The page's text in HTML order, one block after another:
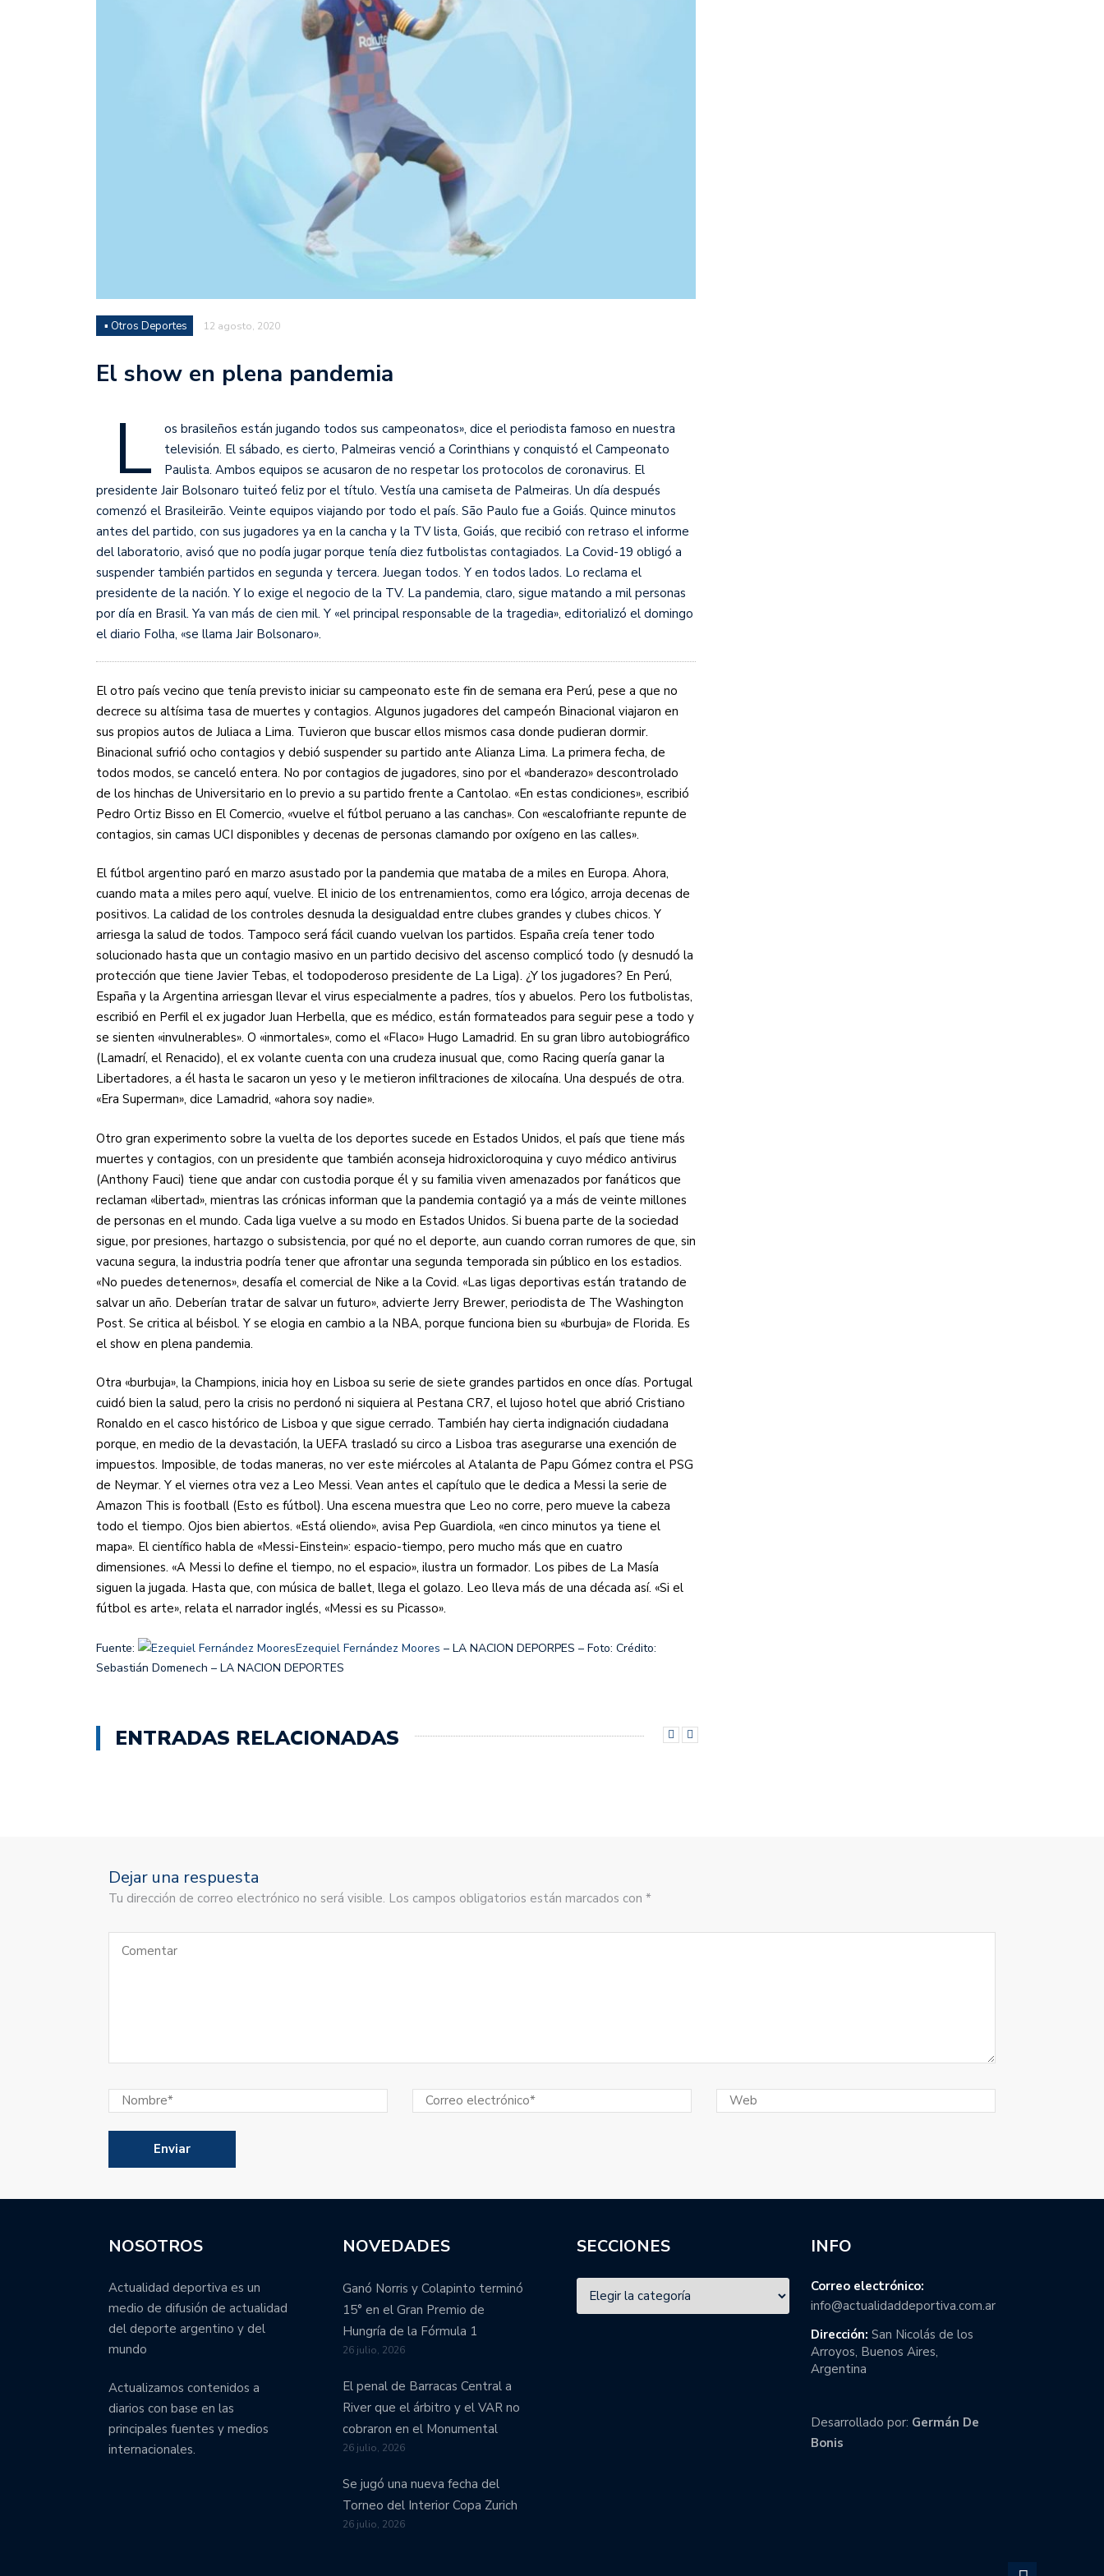
en la historia grande del club”
Nicolás Otamendi regresa al fútbol argentino después de 16 años: del orgullo
de Vélez a la pasión por River
Boca ganó con lo justo ante O’Higgins gracias a la jerarquía de Paredes: una
diferencia y un juego que no dan paz para ir a Rancagua
El Nacional de Clubes A llega a Córdoba con el histórico regreso de Diego
Lista de la selección femenina de Argentina para la Copa Mundial de Hockey FIH
Lista de la selección masculina de Argentina para la Copa Mundial de Hockey
Sudamericana
▪ Otros Deportes 12 agosto, 2020
El show en plena pandemia
L
os brasileños están jugando todos sus campeonatos», dice el periodista famoso en nuestra
televisión. El sábado, es cierto, Palmeiras venció a Corinthians y conquistó el Campeonato
Paulista. Ambos equipos se acusaron de no respetar los protocolos de coronavirus. El
presidente Jair Bolsonaro tuiteó feliz por el título. Vestía una camiseta de Palmeiras. Un día después
comenzó el Brasileirão. Veinte equipos viajando por todo el país. São Paulo fue a Goiás. Quince minutos
antes del partido, con sus jugadores ya en la cancha y la TV lista, Goiás, que recibió con retraso el informe
del laboratorio, avisó que no podía jugar porque tenía diez futbolistas contagiados. La Covid-19 obligó a
suspender también partidos en segunda y tercera. Juegan todos. Y en todos lados. Lo reclama el
presidente de la nación. Y lo exige el negocio de la TV. La pandemia, claro, sigue matando a mil personas
por día en Brasil. Ya van más de cien mil. Y «el principal responsable de la tragedia», editorializó el domingo
el diario Folha, «se llama Jair Bolsonaro».
El otro país vecino que tenía previsto iniciar su campeonato este fin de semana era Perú, pese a que no
decrece su altísima tasa de muertes y contagios. Algunos jugadores del campeón Binacional viajaron en
sus propios autos de Juliaca a Lima. Tuvieron que buscar ellos mismos casa donde pudieran dormir.
Binacional sufrió ocho contagios y debió suspender su partido ante Alianza Lima. La primera fecha, de
todos modos, se canceló entera. No por contagios de jugadores, sino por el «banderazo» descontrolado
de los hinchas de Universitario en lo previo a su partido frente a Cantolao. «En estas condiciones», escribió
Pedro Ortiz Bisso en El Comercio, «vuelve el fútbol peruano a las canchas». Con «escalofriante repunte de
contagios, sin camas UCI disponibles y decenas de personas clamando por oxígeno en las calles».
El fútbol argentino paró en marzo asustado por la pandemia que mataba de a miles en Europa. Ahora,
cuando mata a miles pero aquí, vuelve. El inicio de los entrenamientos, como era lógico, arroja decenas de
positivos. La calidad de los controles desnuda la desigualdad entre clubes grandes y clubes chicos. Y
arriesga la salud de todos. Tampoco será fácil cuando vuelvan los partidos. España creía tener todo
solucionado hasta que un contagio masivo en un partido decisivo del ascenso complicó todo (y desnudó la
protección que tiene Javier Tebas, el todopoderoso presidente de La Liga). ¿Y los jugadores? En Perú,
España y la Argentina arriesgan llevar el virus especialmente a padres, tíos y abuelos. Pero los futbolistas,
escribió en Perfil el ex jugador Juan Herbella, que es médico, están formateados para seguir pese a todo y
se sienten «invulnerables». O «inmortales», como el «Flaco» Hugo Lamadrid. En su gran libro autobiográfico
(Lamadrí, el Renacido), el ex volante cuenta con una crudeza inusual que, como Racing quería ganar la
Libertadores, a él hasta le sacaron un yeso y le metieron infiltraciones de xilocaína. Una después de otra.
«Era Superman», dice Lamadrid, «ahora soy nadie».
Otro gran experimento sobre la vuelta de los deportes sucede en Estados Unidos, el país que tiene más
muertes y contagios, con un presidente que también aconseja hidroxicloroquina y cuyo médico antivirus
(Anthony Fauci) tiene que andar con custodia porque él y su familia viven amenazados por fanáticos que
reclaman «libertad», mientras las crónicas informan que la pandemia contagió ya a más de veinte millones
de personas en el mundo. Cada liga vuelve a su modo en Estados Unidos. Si buena parte de la sociedad
sigue, por presiones, hartazgo o subsistencia, por qué no el deporte, aun cuando corran rumores de que, sin
vacuna segura, la industria podría tener que afrontar una segunda temporada sin público en los estadios.
«No puedes detenernos», desafía el comercial de Nike a la Covid. «Las ligas deportivas están tratando de
salvar un año. Deberían tratar de salvar un futuro», advierte Jerry Brewer, periodista de The Washington
Post. Se critica al béisbol. Y se elogia en cambio a la NBA, porque funciona bien su «burbuja» de Florida. Es
el show en plena pandemia.
Otra «burbuja», la Champions, inicia hoy en Lisboa su serie de siete grandes partidos en once días. Portugal
cuidó bien la salud, pero la crisis no perdonó ni siquiera al Pestana CR7, el lujoso hotel que abrió Cristiano
Ronaldo en el casco histórico de Lisboa y que sigue cerrado. También hay cierta indignación ciudadana
porque, en medio de la devastación, la UEFA trasladó su circo a Lisboa tras asegurarse una exención de
impuestos. Imposible, de todas maneras, no ver este miércoles al Atalanta de Papu Gómez contra el PSG
de Neymar. Y el viernes otra vez a Leo Messi. Vean antes el capítulo que le dedica a Messi la serie de
Amazon This is football (Esto es fútbol). Una escena muestra que Leo no corre, pero mueve la cabeza
todo el tiempo. Ojos bien abiertos. «Está oliendo», avisa Pep Guardiola, «en cinco minutos ya tiene el
mapa». El científico habla de «Messi-Einstein»: espacio-tiempo, pero mucho más que en cuatro
dimensiones. «A Messi lo define el tiempo, no el espacio», ilustra un formador. Los pibes de La Masía
siguen la jugada. Hasta que, con música de ballet, llega el golazo. Leo lleva más de una década así. «Si el
fútbol es arte», relata el narrador inglés, «Messi es su Picasso».
Fuente: Ezequiel Fernández Moores – LA NACION DEPORPES – Foto: Crédito:
Sebastián Domenech – LA NACION DEPORTES
ENTRADAS RELACIONADAS
Dejar una respuesta
Tu dirección de correo electrónico no será visible. Los campos obligatorios están marcados con *
NOSOTROS
Actualidad deportiva es un
medio de difusión de actualidad
del deporte argentino y del
mundo
Actualizamos contenidos a
diarios con base en las
principales fuentes y medios
internacionales.
NOVEDADES
Ganó Norris y Colapinto terminó
15° en el Gran Premio de
Hungría de la Fórmula 1
26 julio, 2026
El penal de Barracas Central a
River que el árbitro y el VAR no
cobraron en el Monumental
26 julio, 2026
Se jugó una nueva fecha del
Torneo del Interior Copa Zurich
26 julio, 2026
SECCIONES INFO
Correo electrónico:
info@actualidaddeportiva.com.ar
Dirección: San Nicolás de los
Arroyos, Buenos Aires,
Argentina
Desarrollado por: Germán De
Bonis